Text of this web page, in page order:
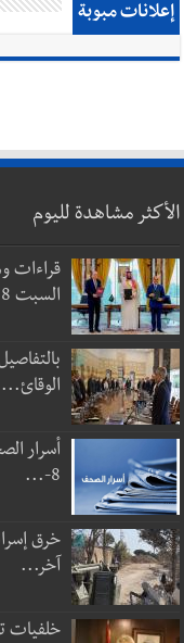
إعلانات مبوبة
الأكثر مشاهدة لليوم
قراءات
السبت 8...
الوقائ...
أسرار
8-...
خرق
آخر...
خلفيات